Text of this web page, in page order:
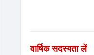
वार्षिक सदस्यता लें